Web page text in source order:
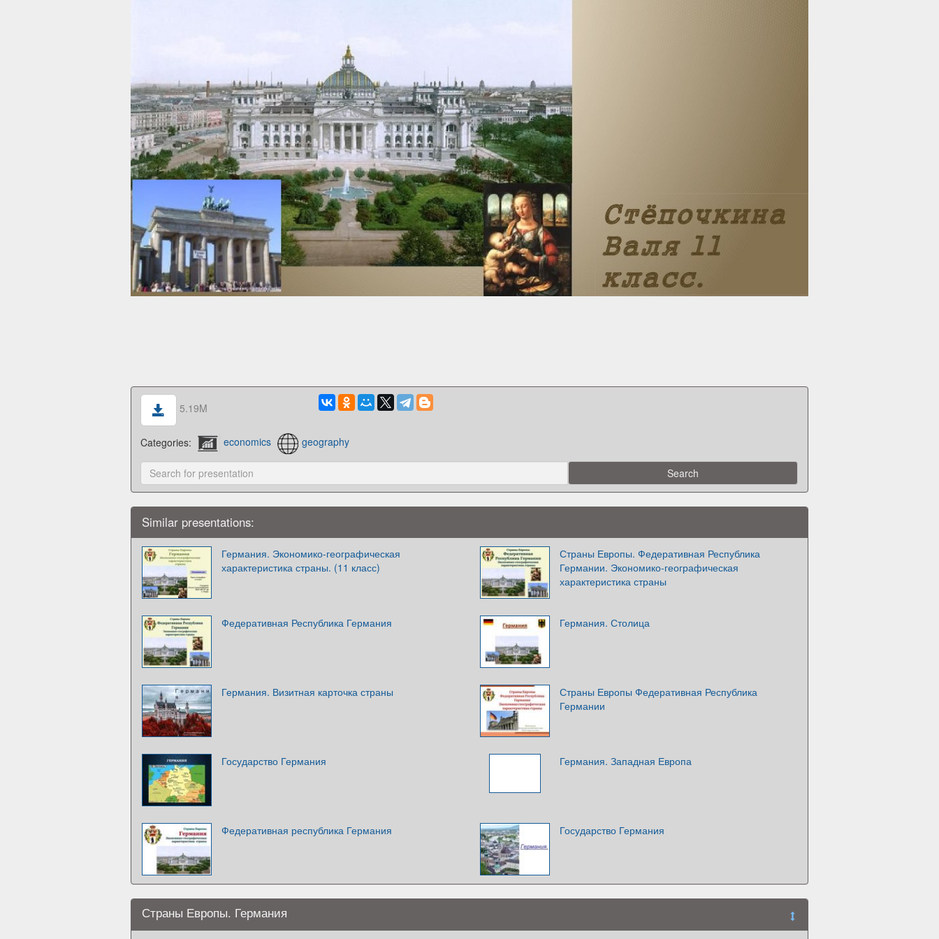
5.19M
Categories: economics geography
Similar presentations:
Германия. Экономико-географическая
характеристика страны. (11 класс)
Страны Европы. Федеративная Республика
Германии. Экономико-географическая
характеристика страны
Федеративная Республика Германия Германия. Столица
Германия. Визитная карточка страны
Страны Европы Федеративная Республика
Германии
Государство Германия Германия. Западная Европа
Федеративная республика Германия Государство Германия
Страны Европы. Германия